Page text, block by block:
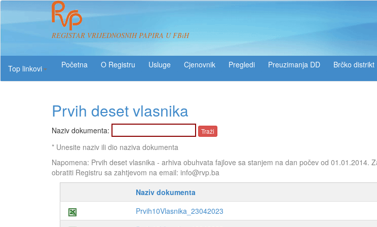
REGISTAR VRIJEDNOSNIH PAPIRA U FBiH
Top linkovi
O Registru Usluge Pregledi Preuzimanja DD Brčko distrikt
Prvih deset vlasnika
Naziv dokumenta:
* Unesite naziv ili dio naziva dokumenta
Napomena: Prvih deset vlasnika - arhiva obuhvata fajlove sa stanjem na dan počev od 01.01.2014.
obratiti Registru sa zahtjevom na email: info@rvp.ba
Naziv dokumenta
Prvih10Vlasnika_23042023